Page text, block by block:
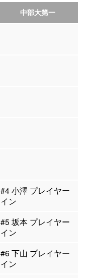
中部大第一
#4 小澤 プレイヤー
イン
#5 坂本 プレイヤー
イン
#6 下山 プレイヤー
イン